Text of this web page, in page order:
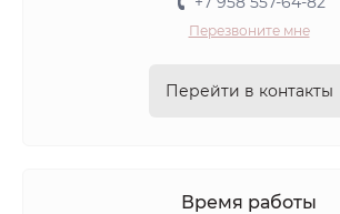
Перезвоните мне
Перейти в контакты
Время работы